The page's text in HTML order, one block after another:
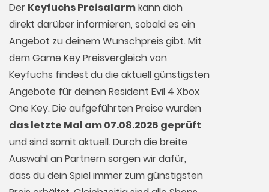
Der Keyfuchs Preisalarmkann dich
direkt darüber informieren, sobald es ein
Angebot zu deinem Wunschpreis gibt. Mit
dem Game Key Preisvergleich von
Keyfuchs findest du die aktuell günstigsten
Angebote für deinen Resident Evil 4 Xbox
One Key. Die aufgeführten Preise wurden
das letzte Mal am 07.08.2026 geprüft
und sind somit aktuell. Durch die breite
Auswahl an Partnern sorgen wir dafür,
dass du dein Spiel immer zum günstigsten